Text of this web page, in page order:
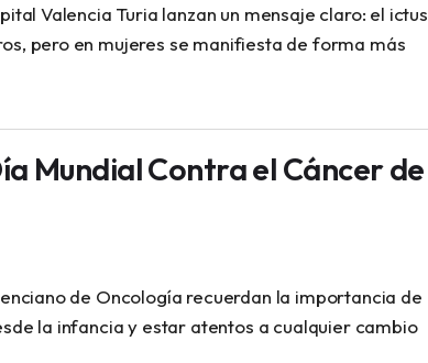
Valencia Turia lanzan un mensaje claro: el ictus
pero en mujeres se manifiesta de forma más
Mundial Contra el Cáncer de
de Oncología recuerdan la importancia de
la infancia y estar atentos a cualquier cambio